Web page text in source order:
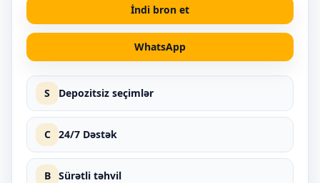
İndi bron et
WhatsApp
S Depozitsiz seçimlər
C 24/7 Dəstək
B Sürətli təhvil